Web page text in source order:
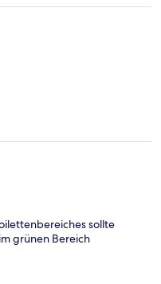
sollte
grünen Bereich